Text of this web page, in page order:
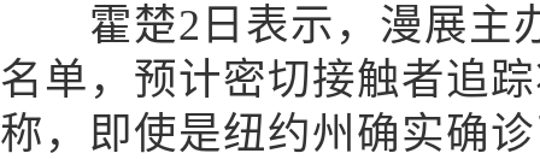
霍楚2日表示，漫展主
名单，预计密切接触者追
称，即使是纽约州确实确